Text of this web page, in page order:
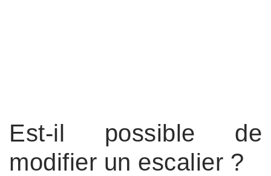
Est-il possible de
modifier un escalier ?